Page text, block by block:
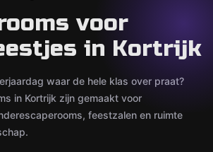
voor
in Kortrijk
waar de hele klas over praat?
in Kortrijk zijn gemaakt voor
feestzalen en ruimte